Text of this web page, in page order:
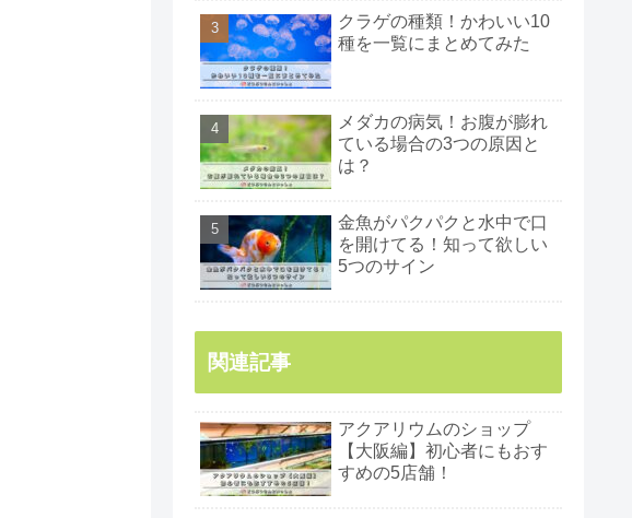
クラゲの種類！かわいい10
種を一覧にまとめてみた
メダカの病気！お腹が膨れ
ている場合の3つの原因と
は？
金魚がパクパクと水中で口
を開けてる！知って欲しい
5つのサイン
関連記事
アクアリウムのショップ
【大阪編】初心者にもおす
すめの5店舗！